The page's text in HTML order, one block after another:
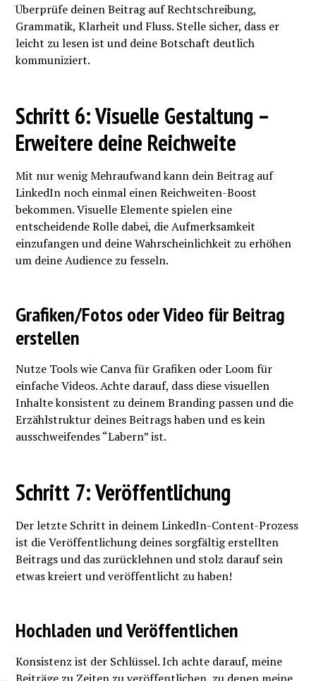
Überprüfe deinen Beitrag auf Rechtschreibung,
Grammatik, Klarheit und Fluss. Stelle sicher, dass er
leicht zu lesen ist und deine Botschaft deutlich
kommuniziert.
Schritt 6: Visuelle Gestaltung –
Erweitere deine Reichweite
Mit nur wenig Mehraufwand kann dein Beitrag auf
LinkedIn noch einmal einen Reichweiten-Boost
bekommen. Visuelle Elemente spielen eine
entscheidende Rolle dabei, die Aufmerksamkeit
einzufangen und deine Wahrscheinlichkeit zu erhöhen
um deine Audience zu fesseln.
Grafiken/Fotos oder Video für Beitrag
erstellen
Nutze Tools wie Canva für Grafiken oder Loom für
einfache Videos. Achte darauf, dass diese visuellen
Inhalte konsistent zu deinem Branding passen und die
Erzählstruktur deines Beitrags haben und es kein
ausschweifendes “Labern” ist.
Schritt 7: Veröffentlichung
Der letzte Schritt in deinem LinkedIn-Content-Prozess
ist die Veröffentlichung deines sorgfältig erstellten
Beitrags und das zurücklehnen und stolz darauf sein
etwas kreiert und veröffentlicht zu haben!
Hochladen und Veröffentlichen
Konsistenz ist der Schlüssel. Ich achte darauf, meine
Beiträge zu Zeiten zu veröffentlichen, zu denen meine